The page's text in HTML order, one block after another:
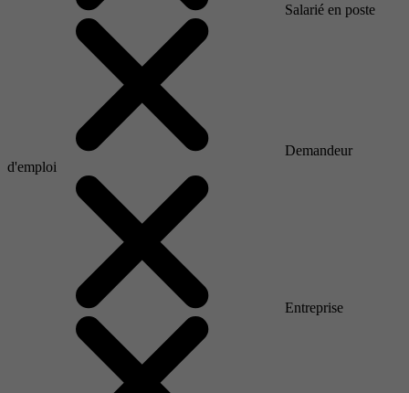
Salarié en poste
Demandeur
d'emploi
Entreprise